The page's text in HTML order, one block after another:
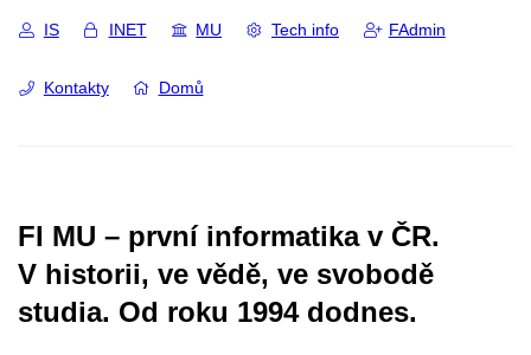
IS INET MU Tech info FAdmin
Kontakty Domů
FI MU – první informatika v ČR.
V historii, ve vědě, ve svobodě
studia. Od roku 1994 dodnes.